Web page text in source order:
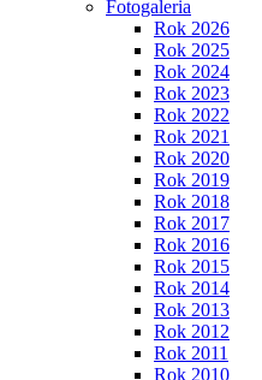
Fotogaleria
Rok 2026
Rok 2025
Rok 2024
Rok 2023
Rok 2022
Rok 2021
Rok 2020
Rok 2019
Rok 2018
Rok 2017
Rok 2016
Rok 2015
Rok 2014
Rok 2013
Rok 2012
Rok 2011
Rok 2010